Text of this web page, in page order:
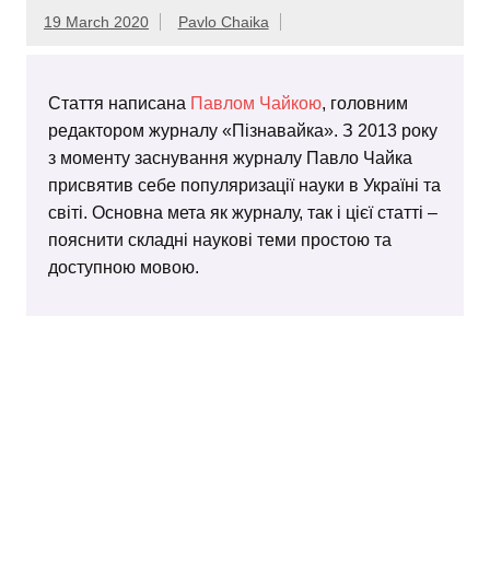
19 March 2020 Pavlo Chaika
Стаття написана Павлом Чайкою, головним
редактором журналу «Пізнавайка». З 2013 року
з моменту заснування журналу Павло Чайка
присвятив себе популяризації науки в Україні та
світі. Основна мета як журналу, так і цієї статті –
пояснити складні наукові теми простою та
доступною мовою.